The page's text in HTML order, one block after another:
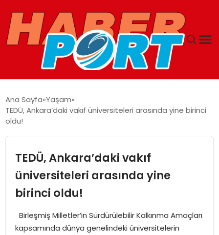
GUNCEL
SPOR
MAGAZIN
Ana Sayfa Yaşam
TEDÜ, Ankara’daki vakıf üniversiteleri arasında yine birinci
oldu!
TEDÜ, Ankara’daki vakıf
üniversiteleri arasında yine
birinci oldu!
Birleşmiş Milletler’in Sürdürülebilir Kalkınma Amaçları
kapsamında dünya genelindeki üniversitelerin